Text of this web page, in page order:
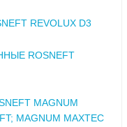
REVOLUX D3
ROSNEFT
MAGNUM
MAGNUM MAXTEC